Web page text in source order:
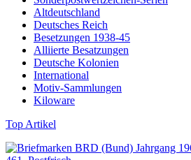
Altdeutschland
Deutsches Reich
Besetzungen 1938-45
Alliierte Besatzungen
Deutsche Kolonien
International
Motiv-Sammlungen
Kiloware
Top Artikel